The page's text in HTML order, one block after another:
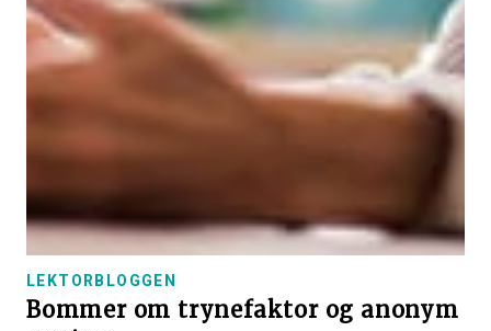
LEKTORBLOGGEN
Bommer om trynefaktor og anonym